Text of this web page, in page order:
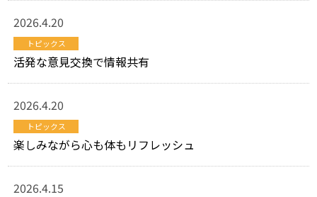
2026.4.20
トピックス
活発な意見交換で情報共有
2026.4.20
トピックス
楽しみながら心も体もリフレッシュ
2026.4.15